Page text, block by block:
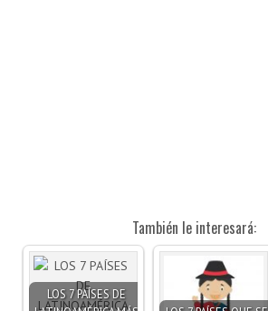
También le interesará:
LOS 7 PAÍSES DE